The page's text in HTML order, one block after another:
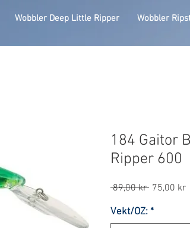
Wobbler Deep Little Ripper Wobbler
184 Gaitor
Ripper 600
89,00 kr Vanlig
75,00 kr
Vekt/OZ: *